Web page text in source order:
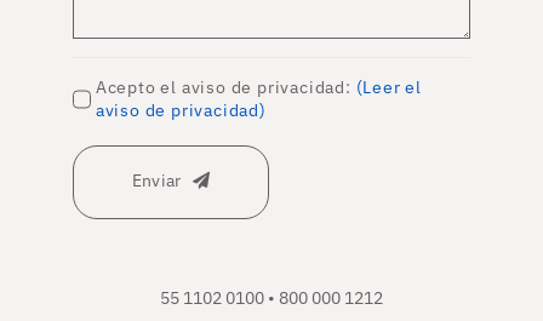
Acepto el aviso de privacidad: (Leer el
aviso de privacidad)
Enviar
55 1102 0100 • 800 000 1212